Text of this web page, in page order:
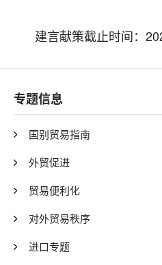
建言献策截止时间：
专题信息
国别贸易指南
外贸促进
贸易便利化
对外贸易秩序
进口专题